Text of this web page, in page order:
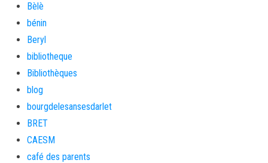
Bèlè
bénin
Beryl
bibliotheque
Bibliothèques
blog
bourgdelesansesdarlet
BRET
CAESM
café des parents